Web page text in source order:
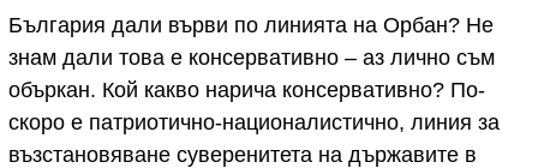
България дали върви по линията на Орбан? Не
знам дали това е консервативно – аз лично съм
объркан. Кой какво нарича консервативно? По-
скоро е патриотично-националистично, линия за
възстановяване суверенитета на държавите в